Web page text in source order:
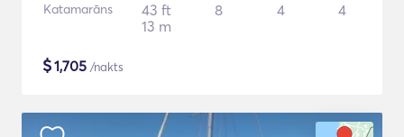
Katamarāns
43 ft
13 m
8 4 4
$1,705 /nakts